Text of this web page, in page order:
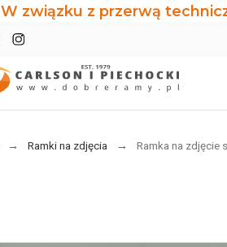
W związku z przerwą
Ramki na zdjęcia Ramka na zdjęcie